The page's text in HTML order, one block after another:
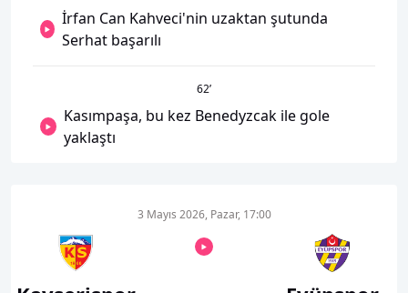
İrfan Can Kahveci'nin uzaktan şutunda
Serhat başarılı
62’
Kasımpaşa, bu kez Benedyzcak ile gole
yaklaştı
3 Mayıs 2026, Pazar, 17:00